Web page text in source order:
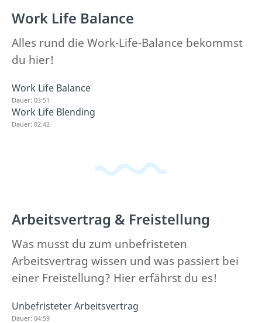
Work Life Balance
Alles rund die Work-Life-Balance bekommst
du hier!
Work Life Balance
Dauer: 03:51
Work Life Blending
Dauer: 02:42
Arbeitsvertrag & Freistellung
Was musst du zum unbefristeten
Arbeitsvertrag wissen und was passiert bei
einer Freistellung? Hier erfährst du es!
Unbefristeter Arbeitsvertrag
Dauer: 04:59